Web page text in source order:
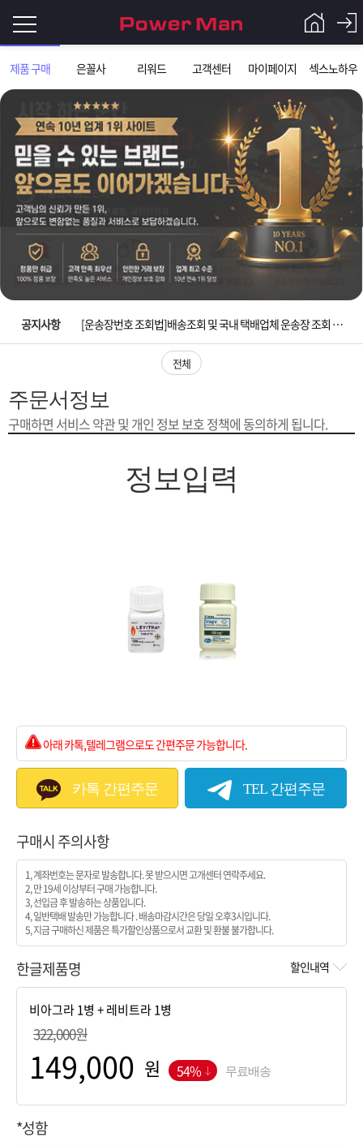
제품 구매 은꼴사 리워드 고객센터 마이페이지 섹스노하우
그
인
이
필
요
니
로
Q&A
파
워
맨
제
품
매
은
사
스
고
공지사항
입금확인이 안되는 상황을 대비해 꼭 입금후 고객센터 연락바랍니다.
[2026구정 연휴]설 연휴 배송 및 휴무 안내
[운송장번호 조회법]배송조회 및 국내 택배업체 운송장 조회 하는법
[ios앱 오픈]아이폰 고객 앱설치 가능합니다.
[무인택배함 이용 안내] 집 밖에 주소로 택배 받기
[2026구정 연휴]설 연휴 배송 및 휴무 안내
전체
주문서정보
구매하면 서비스 약관 및 개인 정보 보호 정책에 동의하게 됩니다.
정보입력
아래 카톡,텔레그램으로도 간편주문 가능합니다.
카톡 간편주문 TEL 간편주문
구매시 주의사항
1, 계좌번호는 문자로 발송합니다. 못 받으시면 고개센터 연락주세요.
2, 만 19세 이상부터 구매 가능합니다.
3, 선입금 후 발송하는 상품입니다.
4, 일반택배 발송만 가능합니다 . 배송마감시간은 당일 오후3시입니다.
5, 지금 구매하신 제품은 특가할인상품으로서 교환 및 환불 불가합니다.
한글제품명 할인내역
322,000원
원 54% 무료배송
*성함